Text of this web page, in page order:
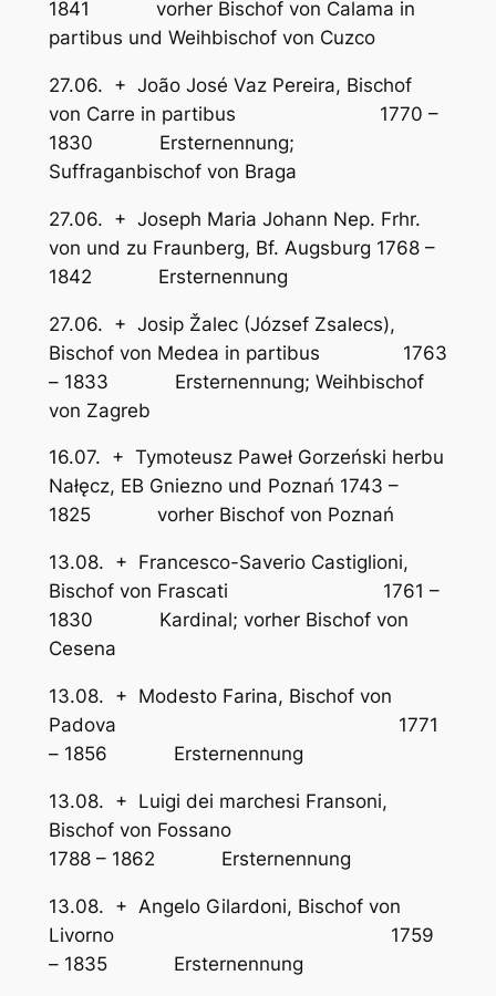
1841 vorher Bischof von Calama in
partibus und Weihbischof von Cuzco
27.06. + João José Vaz Pereira, Bischof
von Carre in partibus 1770 –
1830 Ersternennung;
Suffraganbischof von Braga
27.06. + Joseph Maria Johann Nep. Frhr.
von und zu Fraunberg, Bf. Augsburg 1768 –
1842 Ersternennung
27.06. + Josip Žalec (József Zsalecs),
Bischof von Medea in partibus 1763
– 1833 Ersternennung; Weihbischof
von Zagreb
16.07. + Tymoteusz Paweł Gorzeński herbu
Nałęcz, EB Gniezno und Poznań 1743 –
1825 vorher Bischof von Poznań
13.08. + Francesco-Saverio Castiglioni,
Bischof von Frascati 1761 –
1830 Kardinal; vorher Bischof von
Cesena
13.08. + Modesto Farina, Bischof von
Padova 1771
– 1856 Ersternennung
13.08. + Luigi dei marchesi Fransoni,
Bischof von Fossano
1788 – 1862 Ersternennung
13.08. + Angelo Gilardoni, Bischof von
Livorno 1759
– 1835 Ersternennung